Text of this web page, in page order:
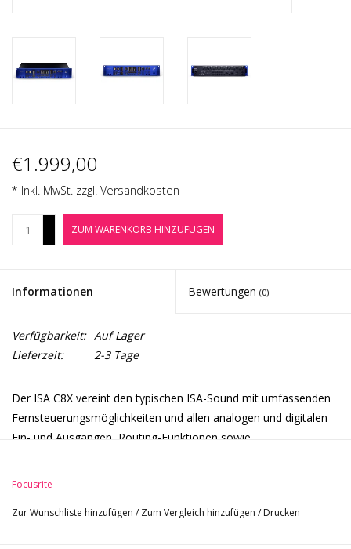
Vermietung
Jobbörse
Marken
€1.999,00
* Inkl. MwSt. zzgl. Versandkosten
ZUM WARENKORB HINZUFÜGEN
Informationen Bewertungen (0)
Verfügbarkeit: Auf Lager
Lieferzeit:
2-3 Tage
Der ISA C8X vereint den typischen ISA-Sound mit umfassenden
Fernsteuerungsmöglichkeiten und allen analogen und digitalen
Ein- und Ausgängen, Routing-Funktionen sowie
beiden Kanäle verfügen über ISA-Vorverstärker mit klassischen
Focusrite
Zur Wunschliste hinzufügen / Zum Vergleich hinzufügen / Drucken